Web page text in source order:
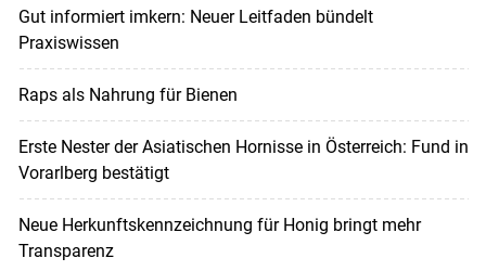
Gut informiert imkern: Neuer Leitfaden bündelt
Praxiswissen
Raps als Nahrung für Bienen
Erste Nester der Asiatischen Hornisse in Österreich: Fund in
Vorarlberg bestätigt
Neue Herkunftskennzeichnung für Honig bringt mehr
Transparenz